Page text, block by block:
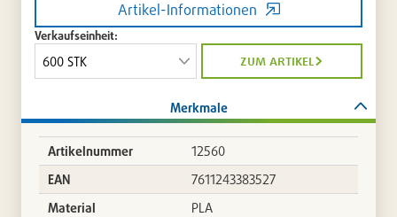
Artikel-Informationen
Verkaufseinheit:
zum artikel
Merkmale
Artikelnummer
12560
EAN
7611243383527
Material
PLA